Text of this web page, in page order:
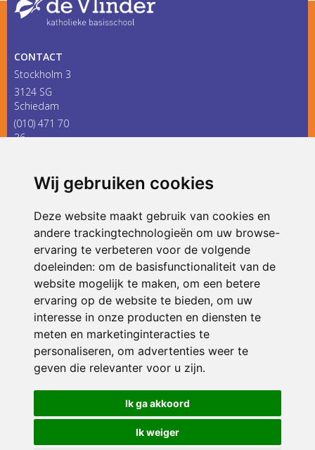
Wij gebruiken cookies
Deze website maakt gebruik van cookies en
andere trackingtechnologieën om uw browse-
ervaring te verbeteren voor de volgende
doeleinden: om de basisfunctionaliteit van de
website mogelijk te maken, om een betere
ervaring op de website te bieden, om uw
interesse in onze producten en diensten te
meten en marketinginteracties te
personaliseren, om advertenties weer te
geven die relevanter voor u zijn.
Ik ga akkoord
Ik weiger
CONTACT
Stockholm 3
3124 SG
Schiedam
(010) 471 70
36
ONDERDEEL VAN
© 2026 De Vlinder | Alle rechten voorbehouden
Privacy policy|Disclaimer| Klachtenregeling|RSIN en Anbi
voorkeuren
Crealisatie The MindOffice